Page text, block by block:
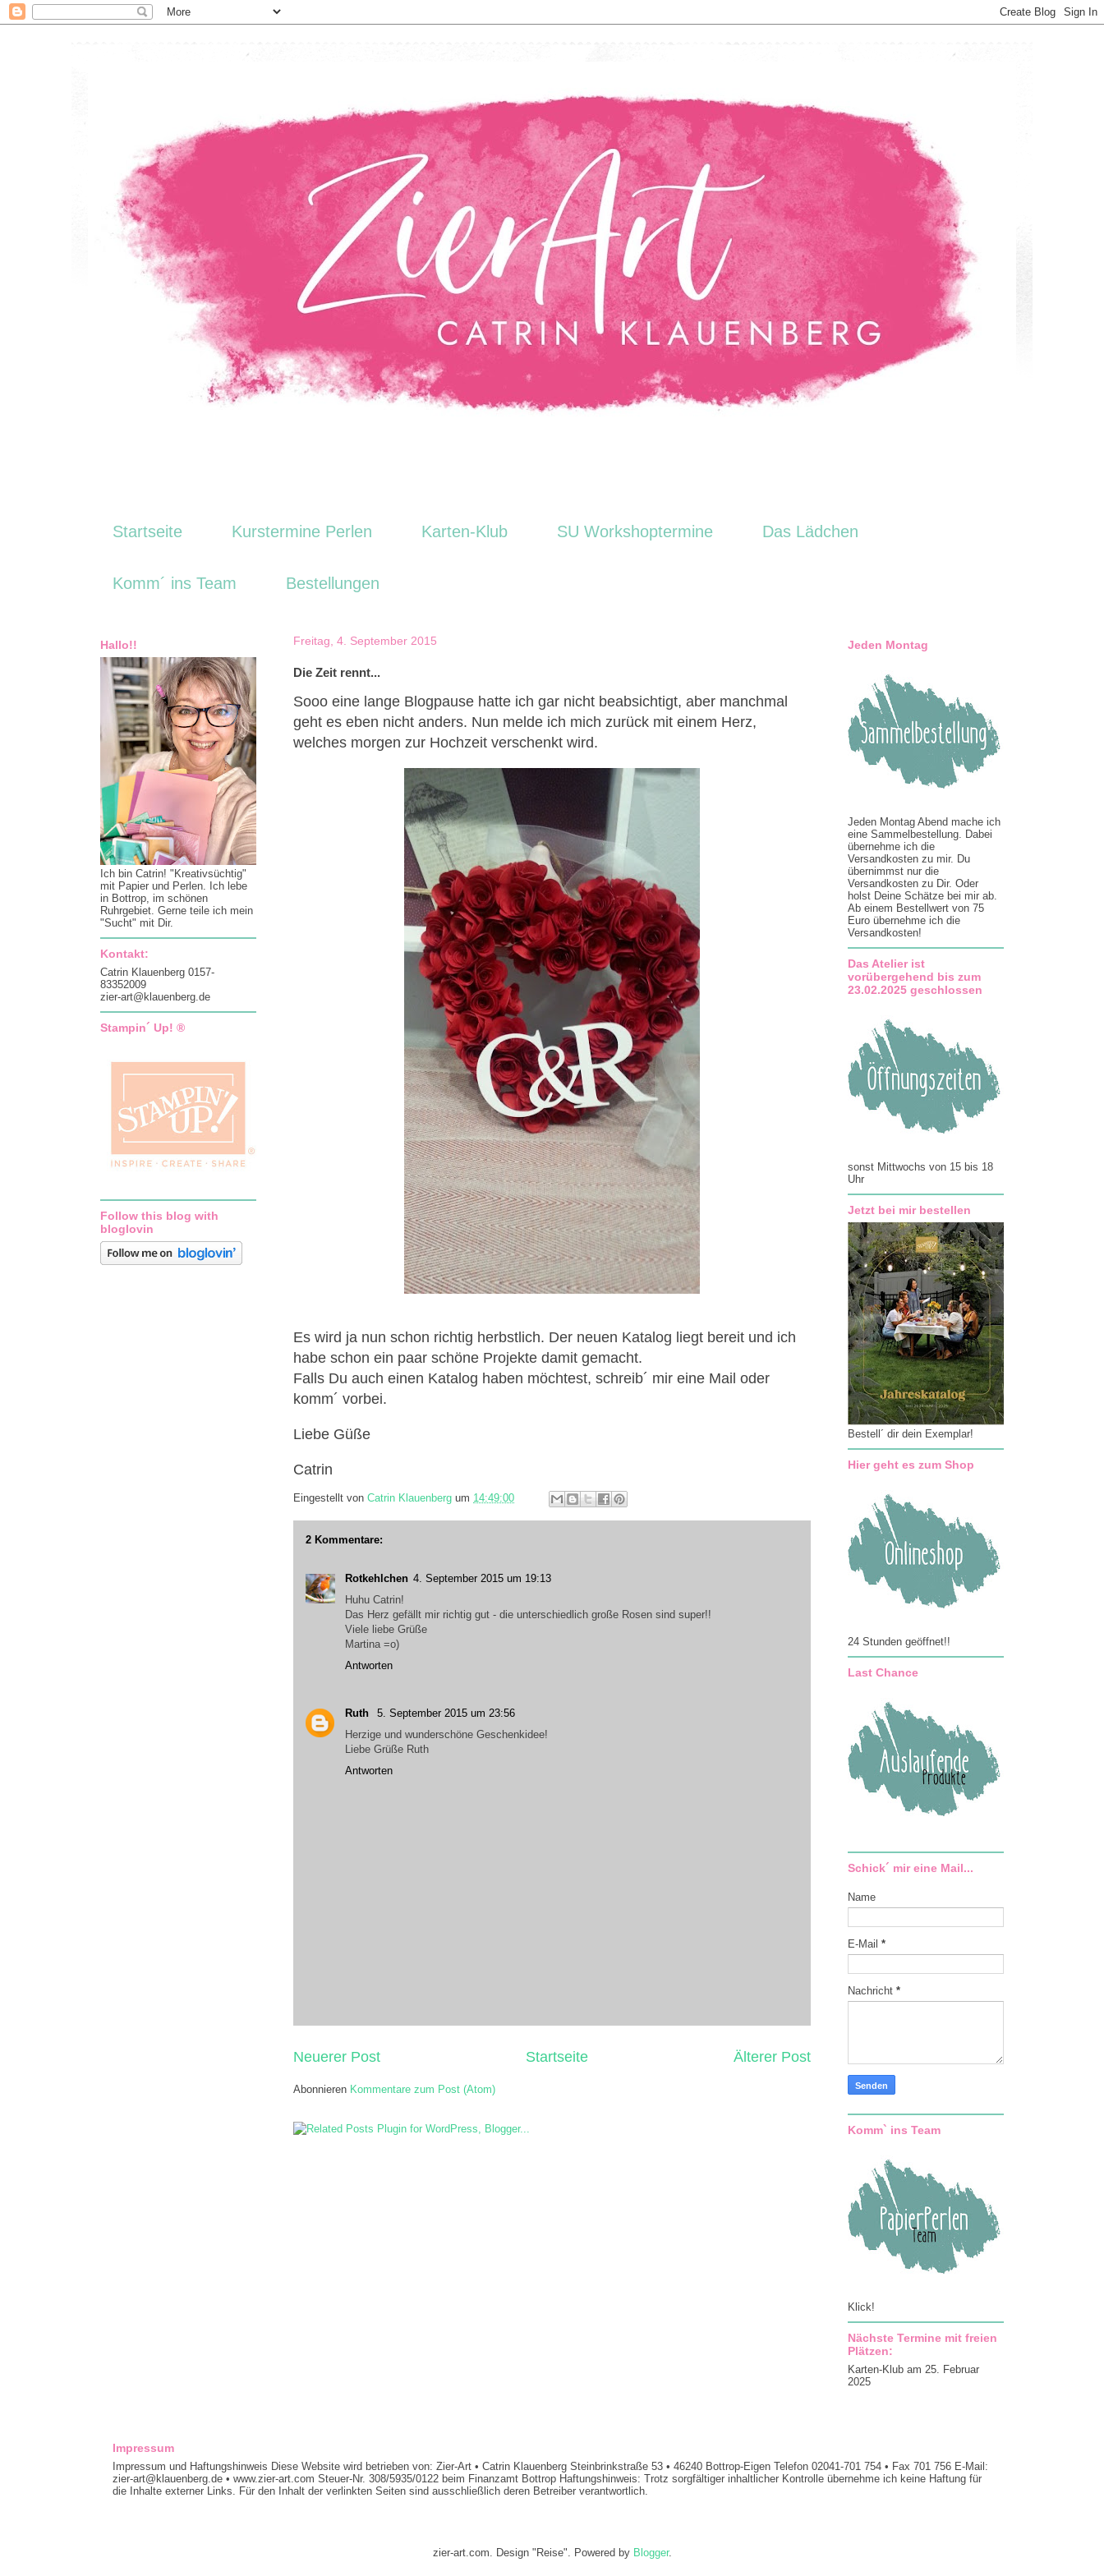
Startseite Kurstermine Perlen Karten-Klub SU Workshoptermine Das Lädchen
Komm´ ins Team Bestellungen
Freitag, 4. September 2015
Die Zeit rennt...
Sooo eine lange Blogpause hatte ich gar nicht beabsichtigt, aber manchmal
geht es eben nicht anders. Nun melde ich mich zurück mit einem Herz,
welches morgen zur Hochzeit verschenkt wird.
Es wird ja nun schon richtig herbstlich. Der neuen Katalog liegt bereit und ich
habe schon ein paar schöne Projekte damit gemacht.
Falls Du auch einen Katalog haben möchtest, schreib´ mir eine Mail oder
komm´ vorbei.
Liebe Güße
Catrin
Eingestellt von Catrin Klauenberg um 14:49:00
2 Kommentare:
Rotkehlchen 4. September 2015 um 19:13
Huhu Catrin!
Das Herz gefällt mir richtig gut - die unterschiedlich große Rosen sind super!!
Viele liebe Grüße
Martina =o)
Antworten
Ruth
5. September 2015 um 23:56
Herzige und wunderschöne Geschenkidee!
Liebe Grüße Ruth
Antworten
Neuerer Post Älterer Post
Startseite
Abonnieren Kommentare zum Post (Atom)
Hallo!!
Ich bin Catrin! "Kreativsüchtig"
mit Papier und Perlen. Ich lebe
in Bottrop, im schönen
Ruhrgebiet. Gerne teile ich mein
"Sucht" mit Dir.
Kontakt:
Catrin Klauenberg 0157-
83352009
zier-art@klauenberg.de
Stampin´ Up! ®
Follow this blog with
bloglovin
Jeden Montag
Jeden Montag Abend mache ich
eine Sammelbestellung. Dabei
übernehme ich die
Versandkosten zu mir. Du
übernimmst nur die
Versandkosten zu Dir. Oder
holst Deine Schätze bei mir ab.
Ab einem Bestellwert von 75
Euro übernehme ich die
Versandkosten!
Das Atelier ist
vorübergehend bis zum
23.02.2025 geschlossen
sonst Mittwochs von 15 bis 18
Uhr
Jetzt bei mir bestellen
Bestell´ dir dein Exemplar!
Hier geht es zum Shop
24 Stunden geöffnet!!
Last Chance
Schick´ mir eine Mail...
Name
E-Mail *
Nachricht *
Komm` ins Team
Klick!
Nächste Termine mit freien
Plätzen:
Karten-Klub am 25. Februar
2025
Impressum
Impressum und Haftungshinweis Diese Website wird betrieben von: Zier-Art • Catrin Klauenberg Steinbrinkstraße 53 • 46240 Bottrop-Eigen Telefon 02041-701 754 • Fax 701 756 E-Mail:
zier-art@klauenberg.de • www.zier-art.com Steuer-Nr. 308/5935/0122 beim Finanzamt Bottrop Haftungshinweis: Trotz sorgfältiger inhaltlicher Kontrolle übernehme ich keine Haftung für
die Inhalte externer Links. Für den Inhalt der verlinkten Seiten sind ausschließlich deren Betreiber verantwortlich.
zier-art.com. Design "Reise". Powered by Blogger.